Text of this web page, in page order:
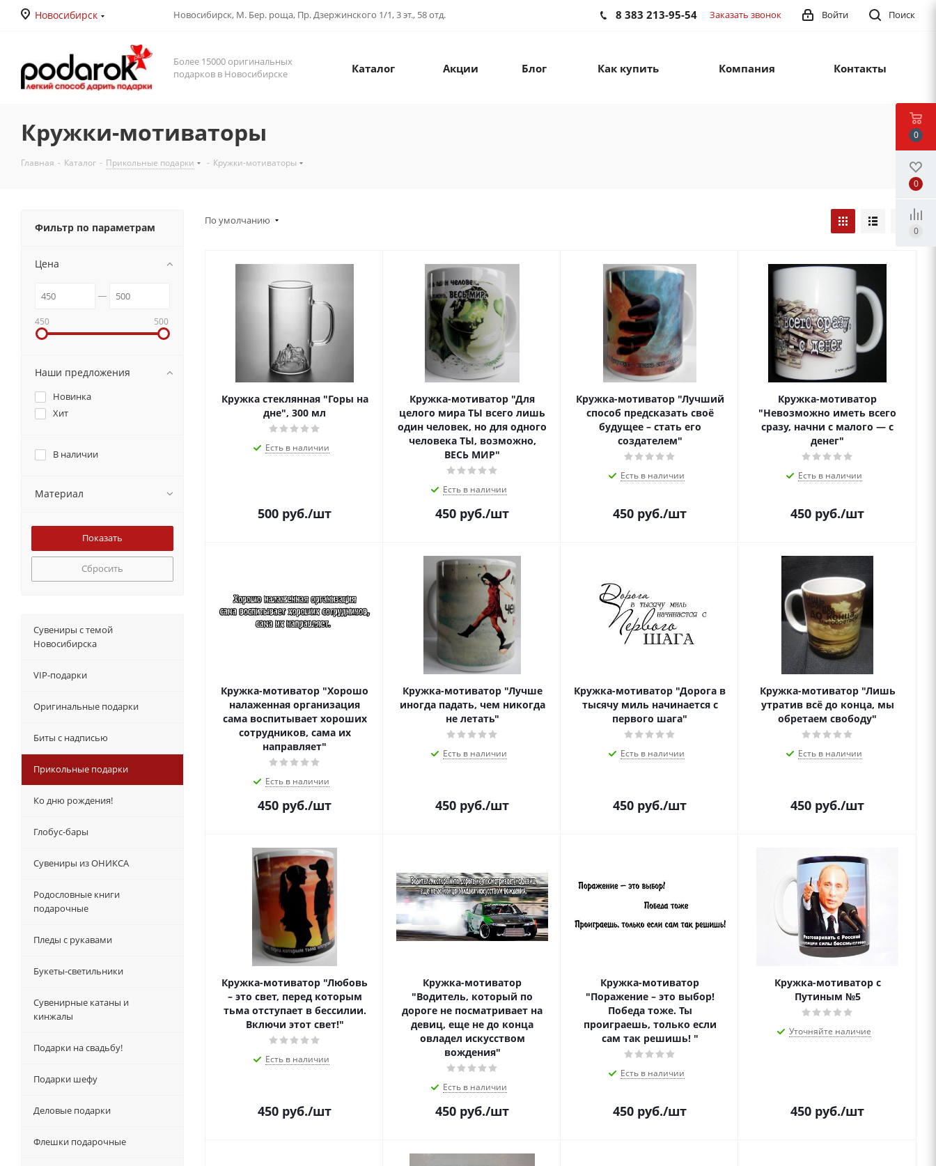
Новосибирск Новосибирск, М. Бер. роща, Пр. Дзержинского 1/1, 3 эт., 58 отд. Поиск
Войти
8 383 213-95-54 Заказать звонок
Более 15000 оригинальных
подарков в Новосибирске
Каталог Акции Блог Как купить Компания Контакты
Кружки-мотиваторы
Главная - Каталог - Прикольные подарки - Кружки-мотиваторы
По умолчанию
Кружка стеклянная "Горы на
дне", 300 мл
Есть в наличии
500 руб./шт
Кружка-мотиватор "Для
целого мира ТЫ всего лишь
один человек, но для одного
человека ТЫ, возможно,
ВЕСЬ МИР"
Есть в наличии
450 руб./шт
Кружка-мотиватор "Лучший
способ предсказать своё
будущее – стать его
создателем"
Есть в наличии
450 руб./шт
Кружка-мотиватор
"Невозможно иметь всего
сразу, начни с малого — с
денег"
Есть в наличии
450 руб./шт
Кружка-мотиватор "Хорошо
налаженная организация
сама воспитывает хороших
сотрудников, сама их
направляет"
Есть в наличии
450 руб./шт
Кружка-мотиватор "Лучше
иногда падать, чем никогда
не летать"
Есть в наличии
450 руб./шт
Кружка-мотиватор "Дорога в
тысячу миль начинается с
первого шага"
Есть в наличии
450 руб./шт
Кружка-мотиватор "Лишь
утратив всё до конца, мы
обретаем свободу"
Есть в наличии
450 руб./шт
Кружка-мотиватор "Любовь
– это свет, перед которым
тьма отступает в бессилии.
Включи этот свет!"
Есть в наличии
450 руб./шт
Кружка-мотиватор
"Водитель, который по
дороге не посматривает на
девиц, еще не до конца
овладел искусством
вождения"
Есть в наличии
450 руб./шт
Кружка-мотиватор
"Поражение – это выбор!
Победа тоже. Ты
проиграешь, только если
сам так решишь! "
Есть в наличии
450 руб./шт
Кружка-мотиватор с
Путиным №5
Уточняйте наличие
450 руб./шт
Фильтр по параметрам
Цена
450 500
Наши предложения
Новинка
Хит
В наличии
Материал
Сбросить
Сувениры с темой
Новосибирска
VIP-подарки
Оригинальные подарки
Биты с надписью
Прикольные подарки
Ко дню рождения!
Глобус-бары
Сувениры из ОНИКСА
Родословные книги
подарочные
Пледы с рукавами
Букеты-светильники
Сувенирные катаны и
кинжалы
Подарки на свадьбу!
Подарки шефу
Деловые подарки
Флешки подарочные
0
0
0